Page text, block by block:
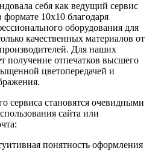
себя как ведущий сервис
10х10 благодаря
оборудования для
качественных материалов от
Для наших
получение отпечатков высшего
цветопередачей и
сервиса становятся очевидными
сайта или
понятность оформления